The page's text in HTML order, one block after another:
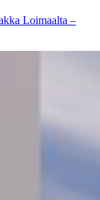
Loimaalta –